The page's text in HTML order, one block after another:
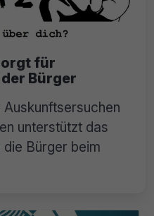
für
Bürger
unterstützt das
Bürger beim